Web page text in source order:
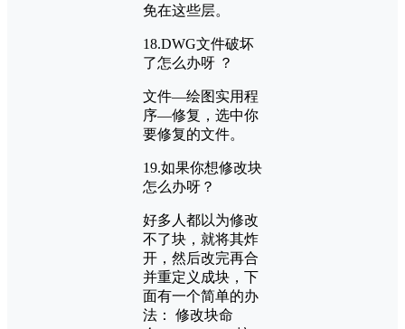
免在这些层。
18.DWG文件破坏
了怎么办呀 ？
文件—绘图实用程
序—修复，选中你
要修复的文件。
19.如果你想修改块
怎么办呀？
好多人都以为修改
不了块，就将其炸
开，然后改完再合
并重定义成块，下
面有一个简单的办
法： 修改块命